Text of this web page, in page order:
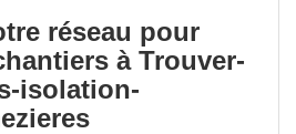
réseau pour
à Trouver-
isolation-